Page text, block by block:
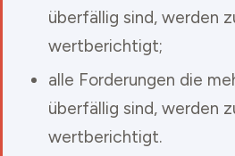
überfällig sind, werden
wertberichtigt;
alle Forderungen die
überfällig sind, werden
wertberichtigt.